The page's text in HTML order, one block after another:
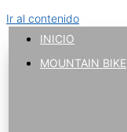
Ir al contenido
INICIO
MOUNTAIN BIKE